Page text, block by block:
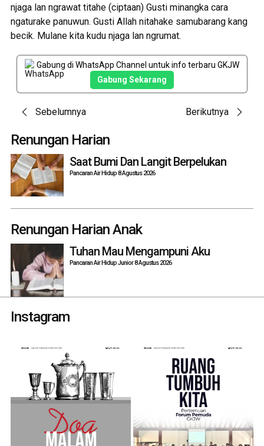
njaga lan ngrawat titahe (ciptaan) Gusti minangka cara
ngaturake panuwun. Gusti Allah nitahake samubarang kang
becik. Mulane kita kudu njaga lan ngrumat.
Gabung di WhatsApp Channel untuk info terbaru GKJW
Gabung Sekarang
Post
navigation
Sebelumnya Berikutnya
Renungan Harian
Saat Bumi Dan Langit Berpelukan
Pancaran Air Hidup 8 Agustus 2026
Renungan Harian Anak
Tuhan Mau Mengampuni Aku
Pancaran Air Hidup Junior 8 Agustus 2026
Instagram